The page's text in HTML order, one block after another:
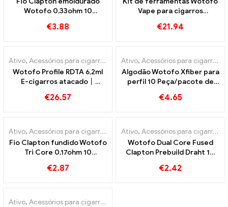
Wotofo 0,33ohm 10
eletrônicos atacado丨
€3.88
Vape para cigarros
Personalizado
€21.94
Ativo, Acessórios para cigarros eletrônicos
Wotofo Profile RDTA 6,2ml
E-cigarros atacado丨
€26.57
Ativo, Acessórios para cigarros eletrônicos
Algodão Wotofo Xfiber para
perfil 10 Peça/pacote de
atacado丨Personalizado
€4.65
Ativo, Acessórios para cigarros eletrônicos
Fio Clapton fundido Wotofo
Tri Core 0,17ohm 10
eletrônicos atacado丨
€2.87
Ativo, Acessórios para cigarros eletrônicos
Wotofo Dual Core Fused
Clapton Prebuild Draht 10
Zigaretten Großhandel丨
€2.42
Ativo, Acessórios para cigarros eletrônicos